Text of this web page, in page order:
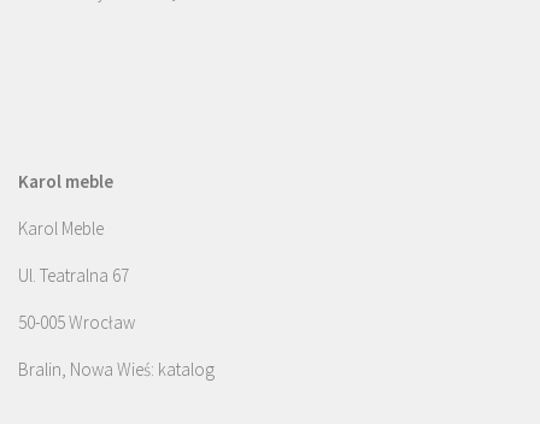
Karol meble
Karol Meble
Ul. Teatralna 67
50-005 Wrocław
Bralin, Nowa Wieś: katalog